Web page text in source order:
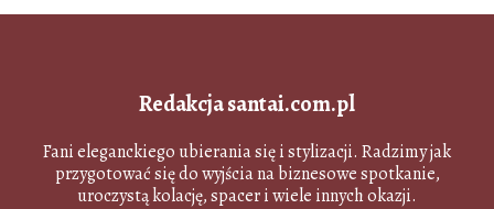
Redakcja santai.com.pl
Fani eleganckiego ubierania się i stylizacji. Radzimy jak
przygotować się do wyjścia na biznesowe spotkanie,
uroczystą kolację, spacer i wiele innych okazji.